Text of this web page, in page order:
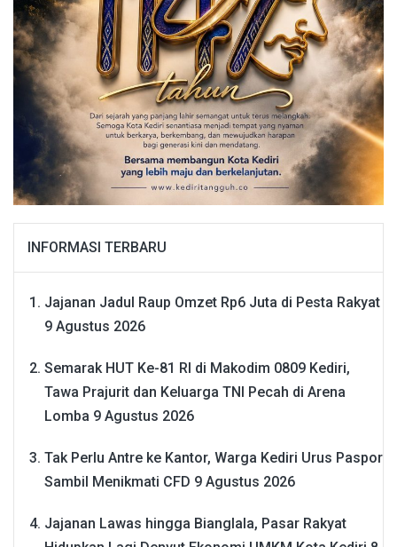
INFORMASI TERBARU
Jajanan Jadul Raup Omzet Rp6 Juta di Pesta Rakyat
9 Agustus 2026
Semarak HUT Ke-81 RI di Makodim 0809 Kediri,
Tawa Prajurit dan Keluarga TNI Pecah di Arena
Lomba 9 Agustus 2026
Tak Perlu Antre ke Kantor, Warga Kediri Urus Paspor
Sambil Menikmati CFD 9 Agustus 2026
Jajanan Lawas hingga Bianglala, Pasar Rakyat